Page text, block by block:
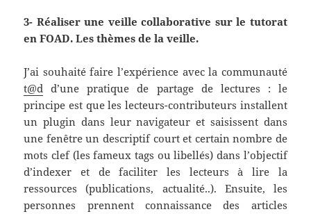
3- Réaliser une veille collaborative sur le tutorat
en FOAD. Les thèmes de la veille.
J’ai souhaité faire l’expérience avec la communauté
t@d d’une pratique de partage de lectures : le
principe est que les lecteurs-contributeurs installent
un plugin dans leur navigateur et saisissent dans
une fenêtre un descriptif court et certain nombre de
mots clef (les fameux tags ou libellés) dans l’objectif
d’indexer et de faciliter les lecteurs à lire la
ressources (publications, actualité..). Ensuite, les
personnes prennent connaissance des articles